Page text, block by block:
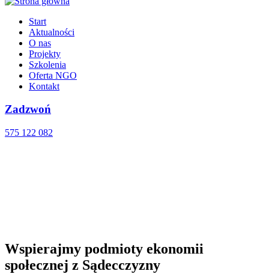
Start
Aktualności
O nas
Projekty
Szkolenia
Oferta NGO
Kontakt
Zadzwoń
575 122 082
Wspierajmy podmioty ekonomii
społecznej z Sądecczyzny